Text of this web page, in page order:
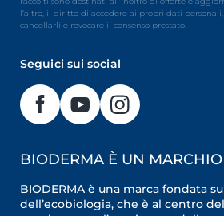
l’altro, il diritto di accedere ai propri dati
cancellarli e revocare il consenso prestato.
Seguici sui social
BIODERMA È UN MARCHIO
BIODERMA è una marca fondata
dell’ecobiologia, che è al centro